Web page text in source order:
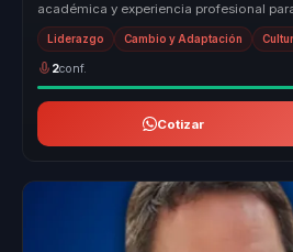
académica y experiencia profesional
único en el desarrol...
Liderazgo Cambio y Adaptación
2conf.
Cotizar